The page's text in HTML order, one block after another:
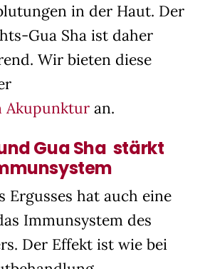
in der Haut. Der
Gua Sha ist daher
Wir bieten diese
Akupunktur an.
Gua Sha stärkt
Ergusses hat auch eine
Immunsystem des
Der Effekt ist wie bei